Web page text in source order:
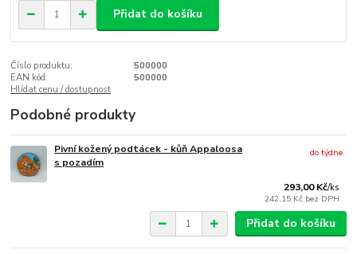
Přidat do košíku
Číslo produktu:
500000
EAN kód:
500000
Hlídat cenu / dostupnost
Podobné produkty
Pivní kožený podtácek - kůň Appaloosa
s pozadím
293,00 Kč/ks
242,15 Kč bez DPH
do týdne
Přidat do košíku